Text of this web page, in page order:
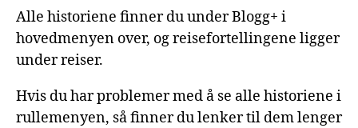
Alle historiene finner du under Blogg+ i
hovedmenyen over, og reisefortellingene ligger
under reiser.
Hvis du har problemer med å se alle historiene i
rullemenyen, så finner du lenker til dem lenger